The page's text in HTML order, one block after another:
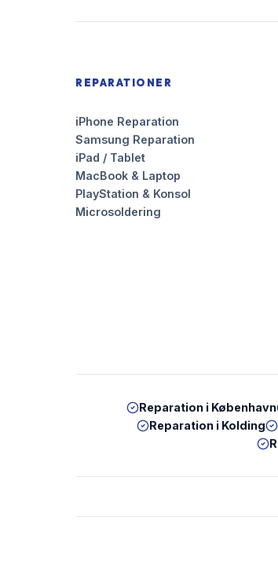
REPARATIONER
iPhone Reparation
Samsung Reparation
iPad / Tablet
MacBook & Laptop
PlayStation & Konsol
Microsoldering
Reparation i København
Reparation i Kolding